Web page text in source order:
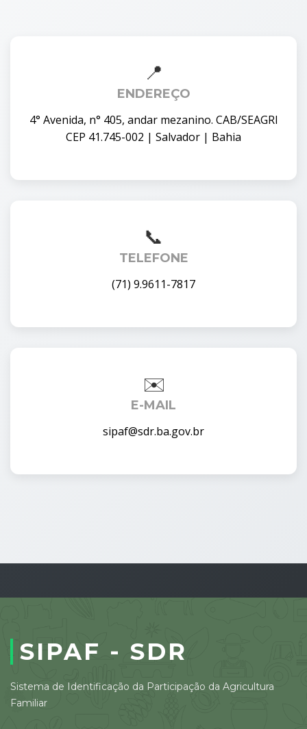
ENDEREÇO
4° Avenida, n° 405, andar mezanino. CAB/SEAGRI
CEP 41.745-002 | Salvador | Bahia
TELEFONE
(71) 9.9611-7817
E-MAIL
sipaf@sdr.ba.gov.br
SIPAF - SDR
Sistema de Identificação da Participação da Agricultura
Familiar